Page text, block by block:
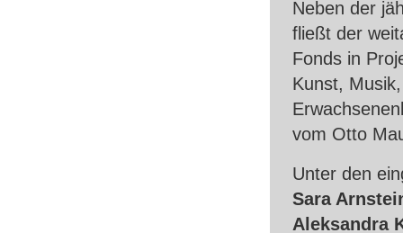
Neben der
fließt der
Fonds in
Kunst,
vom Otto
Unter den
Sara
Aleksandra